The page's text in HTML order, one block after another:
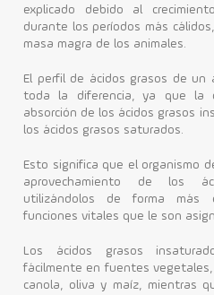
explicado debido al
durante los períodos más
masa magra de los animales.
El perfil de ácidos grasos de un
toda la diferencia, ya que la
absorción de los ácidos grasos
los ácidos grasos saturados.
Esto significa que el organismo
aprovechamiento de los
utilizándolos de forma más
funciones vitales que le son
Los ácidos grasos
fácilmente en fuentes
canola, oliva y maíz, mientras